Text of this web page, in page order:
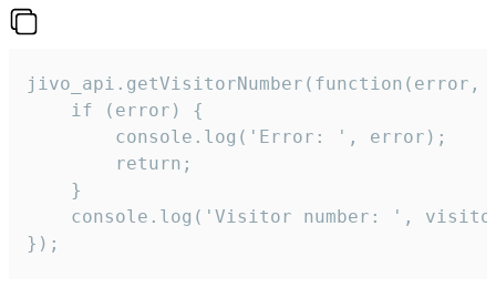
jivo_api.getVisitorNumber(function(error,
    if (error) {
        console.log('Error: ', error);
        return;
    }
console.log('Visitor number: ',
});